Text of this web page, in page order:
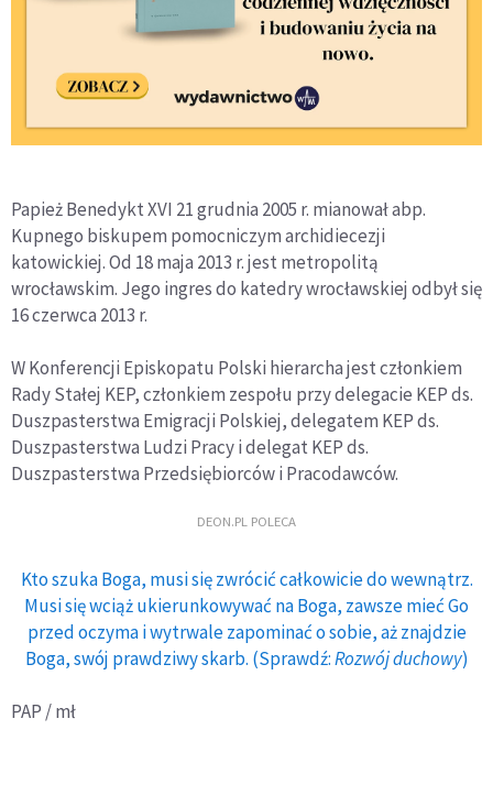
Papież Benedykt XVI 21 grudnia 2005 r. mianował abp.
Kupnego biskupem pomocniczym archidiecezji
katowickiej. Od 18 maja 2013 r. jest metropolitą
wrocławskim. Jego ingres do katedry wrocławskiej odbył się
16 czerwca 2013 r.
W Konferencji Episkopatu Polski hierarcha jest członkiem
Rady Stałej KEP, członkiem zespołu przy delegacie KEP ds.
Duszpasterstwa Emigracji Polskiej, delegatem KEP ds.
Duszpasterstwa Ludzi Pracy i delegat KEP ds.
Duszpasterstwa Przedsiębiorców i Pracodawców.
DEON.PL POLECA
Kto szuka Boga, musi się zwrócić całkowicie do wewnątrz.
Musi się wciąż ukierunkowywać na Boga, zawsze mieć Go
przed oczyma i wytrwale zapominać o sobie, aż znajdzie
Boga, swój prawdziwy skarb. (Sprawdź:Rozwój duchowy)
PAP / mł